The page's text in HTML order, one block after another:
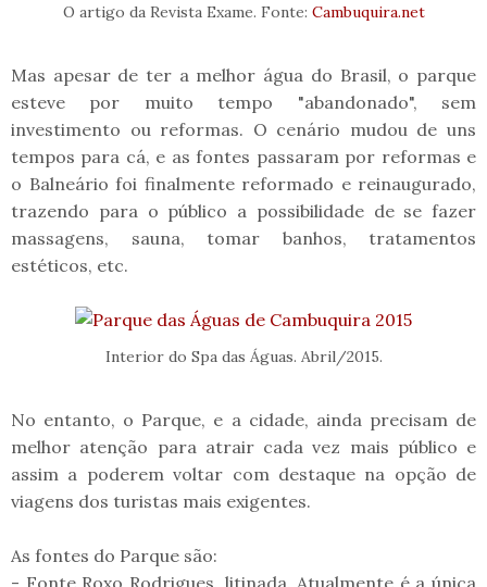
O artigo da Revista Exame. Fonte: Cambuquira.net
Mas apesar de ter a melhor água do Brasil, o parque
esteve por muito tempo "abandonado", sem
investimento ou reformas. O cenário mudou de uns
tempos para cá, e as fontes passaram por reformas e
o Balneário foi finalmente reformado e reinaugurado,
trazendo para o público a possibilidade de se fazer
massagens, sauna, tomar banhos, tratamentos
estéticos, etc.
Interior do Spa das Águas. Abril/2015.
No entanto, o Parque, e a cidade, ainda precisam de
melhor atenção para atrair cada vez mais público e
assim a poderem voltar com destaque na opção de
viagens dos turistas mais exigentes.
As fontes do Parque são:
- Fonte Roxo Rodrigues, litinada. Atualmente é a única